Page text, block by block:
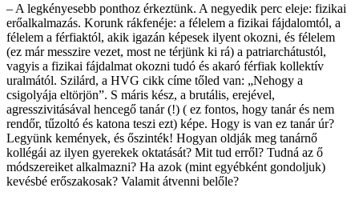
– A legkényesebb ponthoz érkeztünk. A negyedik perc eleje: fizikai
erőalkalmazás. Korunk rákfenéje: a félelem a fizikai fájdalomtól, a
félelem a férfiaktól, akik igazán képesek ilyent okozni, és félelem
(ez már messzire vezet, most ne térjünk ki rá) a patriarchátustól,
vagyis a fizikai fájdalmat okozni tudó és akaró férfiak kollektív
uralmától. Szilárd, a HVG cikk címe tőled van: „Nehogy a
csigolyája eltörjön”. S máris kész, a brutális, erejével,
agresszivitásával hencegő tanár (!) ( ez fontos, hogy tanár és nem
rendőr, tűzoltó és katona teszi ezt) képe. Hogy is van ez tanár úr?
Legyünk kemények, és őszinték! Hogyan oldják meg tanárnő
kollégái az ilyen gyerekek oktatását? Mit tud erről? Tudná az ő
módszereiket alkalmazni? Ha azok (mint egyébként gondoljuk)
kevésbé erőszakosak? Valamit átvenni belőle?